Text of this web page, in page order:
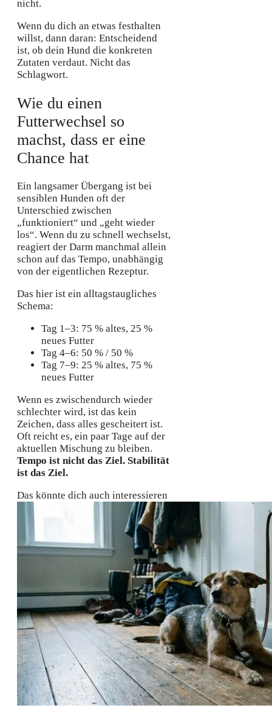
nicht.
Wenn du dich an etwas festhalten
willst, dann daran: Entscheidend
ist, ob dein Hund die konkreten
Zutaten verdaut. Nicht das
Schlagwort.
Wie du einen
Futterwechsel so
machst, dass er eine
Chance hat
Ein langsamer Übergang ist bei
sensiblen Hunden oft der
Unterschied zwischen
„funktioniert“ und „geht wieder
los“. Wenn du zu schnell wechselst,
reagiert der Darm manchmal allein
schon auf das Tempo, unabhängig
von der eigentlichen Rezeptur.
Das hier ist ein alltagstaugliches
Schema:
Tag 1–3: 75 % altes, 25 %
neues Futter
Tag 4–6: 50 % / 50 %
Tag 7–9: 25 % altes, 75 %
neues Futter
Wenn es zwischendurch wieder
schlechter wird, ist das kein
Zeichen, dass alles gescheitert ist.
Oft reicht es, ein paar Tage auf der
aktuellen Mischung zu bleiben.
Tempo ist nicht das Ziel. Stabilität
ist das Ziel.
Das könnte dich auch interessieren